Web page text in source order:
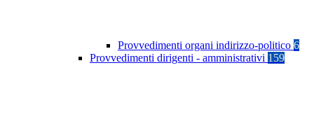
Provvedimenti organi indirizzo-politico 6
Provvedimenti dirigenti - amministrativi 159